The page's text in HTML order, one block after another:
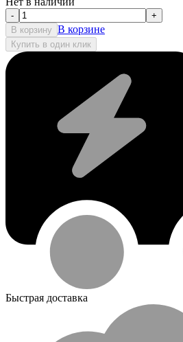
-
+
В корзину В корзине
Купить в один клик
Быстрая доставка